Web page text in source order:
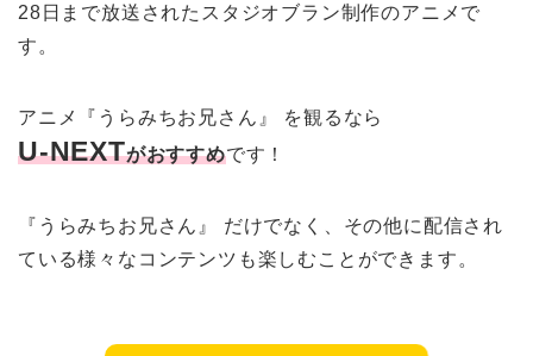
28日まで放送されたスタジオブラン制作のアニメで
す。
アニメ『うらみちお兄さん』 を観るなら
U-NEXTがおすすめです！
『うらみちお兄さん』 だけでなく、その他に配信され
ている様々なコンテンツも楽しむことができます。